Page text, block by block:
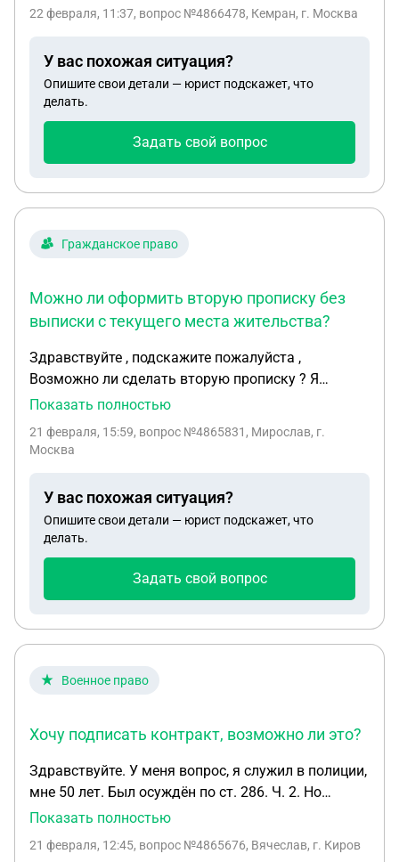
отпуске сроком до 31 марта. Учится не планирует,
Завтра покупать билет на 27 февраля и сделать
выезд и въезд скажите работает ли закон по
пункту 10 статьи 5 115-Ф3 от 25 июля 2002 года
цель. Сделать чтоб брат въехал по частному
пересекать границу с Россией. И у нас мама
постоянной основе. Тоесть она получила статус
можно жить ему год если предоставить
соответствующие документы скажите
предоставить в Гувм Мвд? И что им конкретно
нужно говорить в данной ситуации по праву. За
ранее Спасибо!
22 февраля, 11:37, вопрос №4866478, Кемран, г. Москва
У вас похожая ситуация?
Опишите свои детали — юрист подскажет, что
делать.
Задать свой вопрос
Гражданское право
Можно ли оформить вторую прописку без
выписки с текущего места жительства?
Здравствуйте , подскажите пожалуйста ,
Возможно ли сделать вторую прописку ? Я
вданый момент прописан у матери с отметкой в
Можно ли так сделать , чтобы от матери не
Показать полностью
21 февраля, 15:59, вопрос №4865831, Мирослав, г.
Москва
У вас похожая ситуация?
Опишите свои детали — юрист подскажет, что
делать.
Задать свой вопрос
Военное право
Хочу подписать контракт, возможно ли это?
Здравствуйте. У меня вопрос, я служил в полиции,
мне 50 лет. Был осуждён по ст. 286. Ч. 2. Но
судимость погашена, точнее прошло 13 лет. Хочу
спасибо...
Показать полностью
21 февраля, 12:45, вопрос №4865676, Вячеслав, г. Киров